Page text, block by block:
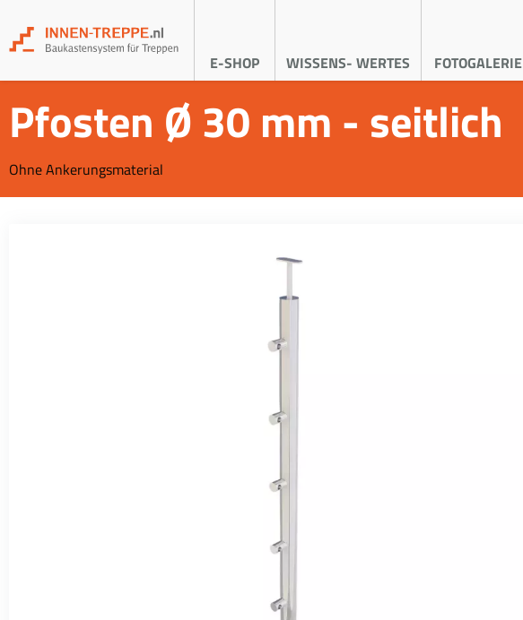
E-SHOP WISSENS- WERTES FOTOGALERIE
Pfosten Ø 30 mm - seitlich
Ohne Ankerungsmaterial